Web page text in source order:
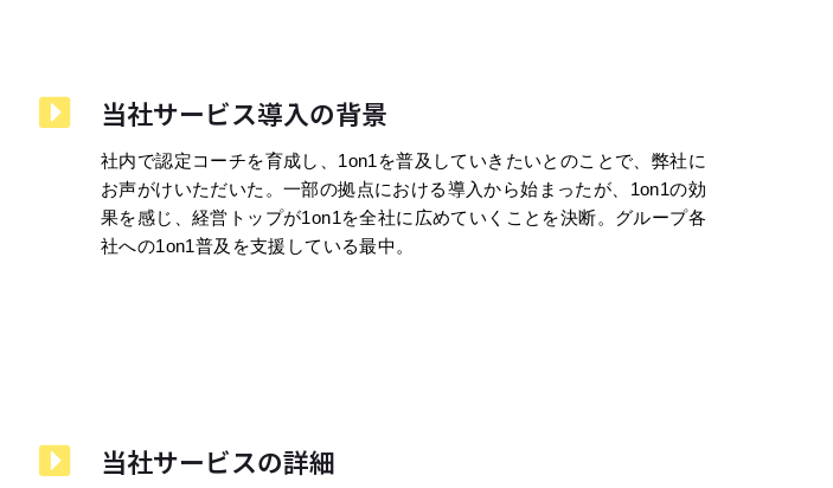
当社サービス導入の背景
社内で認定コーチを育成し、1on1を普及していきたいとのことで、弊社に
お声がけいただいた。一部の拠点における導入から始まったが、1on1の効
果を感じ、経営トップが1on1を全社に広めていくことを決断。グループ各
社への1on1普及を支援している最中。
当社サービスの詳細